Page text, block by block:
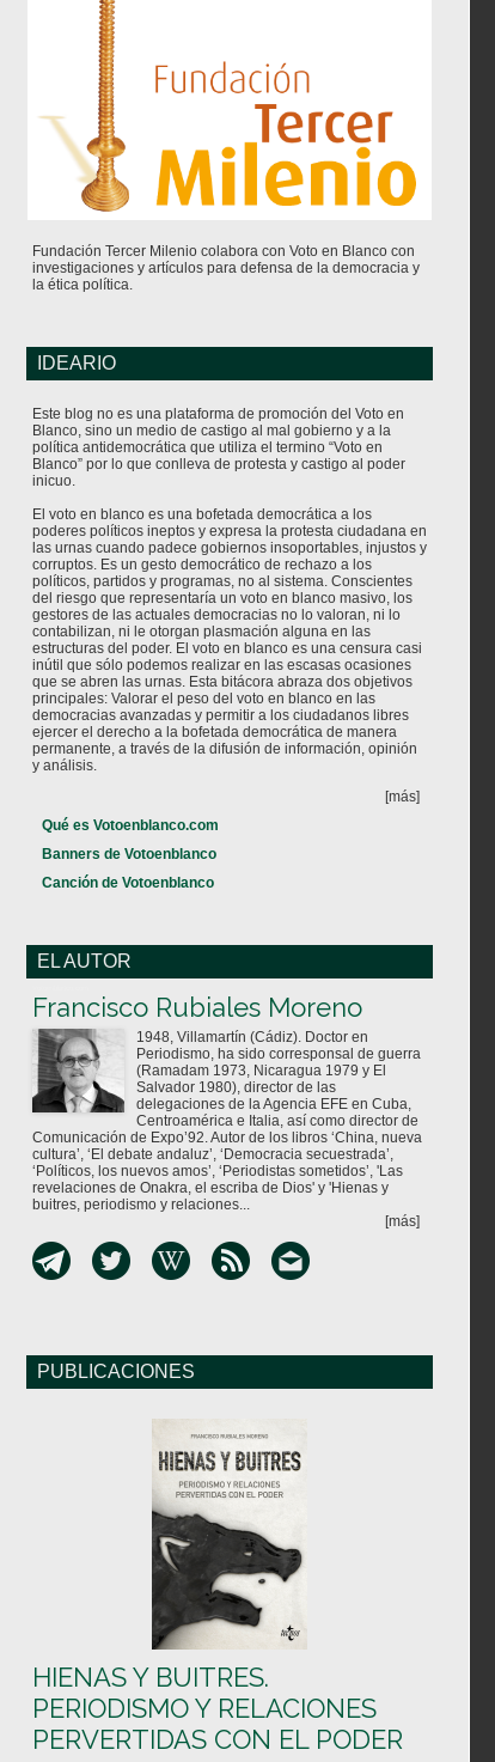
Fundación Tercer Milenio colabora con Voto en Blanco con
investigaciones y artículos para defensa de la democracia y
la ética política.
IDEARIO
Este blog no es una plataforma de promoción del Voto en
Blanco, sino un medio de castigo al mal gobierno y a la
política antidemocrática que utiliza el termino “Voto en
Blanco” por lo que conlleva de protesta y castigo al poder
inicuo.
El voto en blanco es una bofetada democrática a los
poderes políticos ineptos y expresa la protesta ciudadana en
las urnas cuando padece gobiernos insoportables, injustos y
corruptos. Es un gesto democrático de rechazo a los
políticos, partidos y programas, no al sistema. Conscientes
del riesgo que representaría un voto en blanco masivo, los
gestores de las actuales democracias no lo valoran, ni lo
contabilizan, ni le otorgan plasmación alguna en las
estructuras del poder. El voto en blanco es una censura casi
inútil que sólo podemos realizar en las escasas ocasiones
que se abren las urnas. Esta bitácora abraza dos objetivos
principales: Valorar el peso del voto en blanco en las
democracias avanzadas y permitir a los ciudadanos libres
ejercer el derecho a la bofetada democrática de manera
permanente, a través de la difusión de información, opinión
y análisis.
[más]
Qué es Votoenblanco.com
Banners de Votoenblanco
Canción de Votoenblanco
EL AUTOR
Francisco Rubiales Moreno
1948, Villamartín (Cádiz). Doctor en
Periodismo, ha sido corresponsal de guerra
(Ramadam 1973, Nicaragua 1979 y El
Salvador 1980), director de las
delegaciones de la Agencia EFE en Cuba,
Centroamérica e Italia, así como director de
Comunicación de Expo’92. Autor de los libros ‘China, nueva
cultura’, ‘El debate andaluz’, ‘Democracia secuestrada’,
‘Políticos, los nuevos amos’, ‘Periodistas sometidos’, 'Las
revelaciones de Onakra, el escriba de Dios' y 'Hienas y
buitres, periodismo y relaciones...
[más]
PUBLICACIONES
HIENAS Y BUITRES.
PERIODISMO Y RELACIONES
PERVERTIDAS CON EL PODER